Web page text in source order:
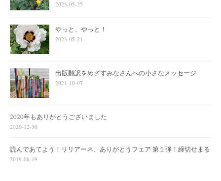
2023-05-25
やっと、やっと！
2023-05-21
出版翻訳をめざすみなさんへの小さなメッセージ
2021-10-07
2020年もありがとうございました
2020-12-30
読んであてよう！リリアーネ、ありがとうフェア 第１弾！締切せまる
2019-08-19